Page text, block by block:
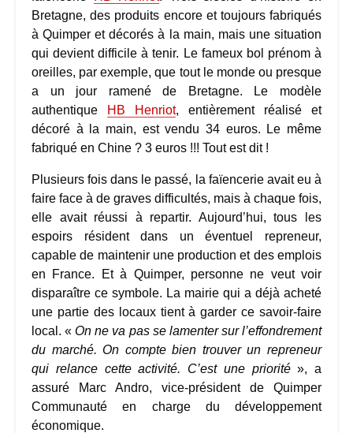
Bretagne, des produits encore et toujours fabriqués
à Quimper et décorés à la main, mais une situation
qui devient difficile à tenir. Le fameux bol prénom à
oreilles, par exemple, que tout le monde ou presque
a un jour ramené de Bretagne. Le modèle
authentique
HB Henriot, entièrement réalisé et
décoré à la main, est vendu 34 euros. Le même
fabriqué en Chine ? 3 euros !!! Tout est dit !
Plusieurs fois dans le passé, la faïencerie avait eu à
faire face à de graves difficultés, mais à chaque fois,
elle avait réussi à repartir. Aujourd’hui, tous les
espoirs résident dans un éventuel repreneur,
capable de maintenir une production et des emplois
en France. Et à Quimper, personne ne veut voir
disparaître ce symbole. La mairie qui a déjà acheté
une partie des locaux tient à garder ce savoir-faire
local. « On ne va pas se lamenter sur l’effondrement
du marché. On compte bien trouver un repreneur
qui relance cette activité. C’est une priorité», a
assuré Marc Andro, vice-président de Quimper
Communauté en charge du développement
économique.